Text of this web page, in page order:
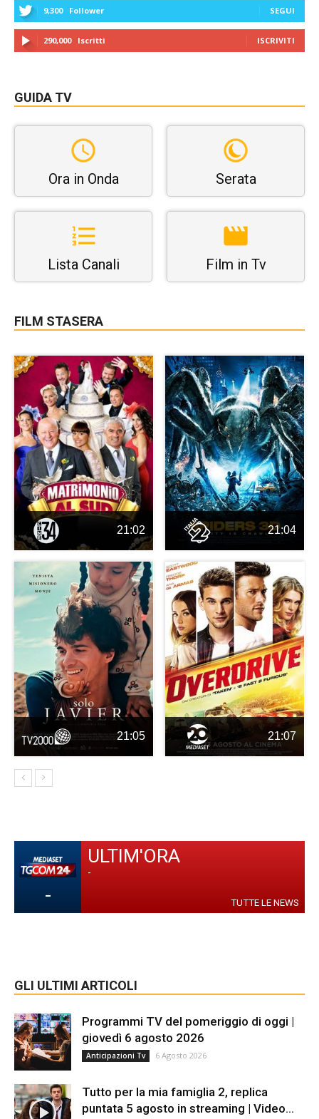
9,300 Follower SEGUI
290,000 Iscritti ISCRIVITI
GUIDA TV
Ora in Onda Serata
Lista Canali Film in Tv
FILM STASERA
21:02 21:04
21:05 21:07
-
ULTIM'ORA
-
TUTTE LE NEWS
GLI ULTIMI ARTICOLI
Programmi TV del pomeriggio di oggi |
giovedì 6 agosto 2026
Anticipazioni Tv 6 Agosto 2026
Tutto per la mia famiglia 2, replica
puntata 5 agosto in streaming | Video...